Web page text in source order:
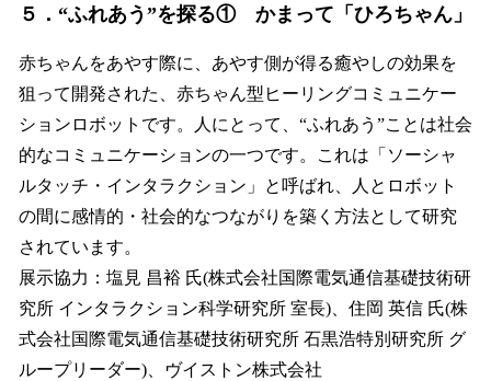
５．“ふれあう”を探る① かまって「ひろちゃん」
赤ちゃんをあやす際に、あやす側が得る癒やしの効果を
狙って開発された、赤ちゃん型ヒーリングコミュニケー
ションロボットです。人にとって、“ふれあう”ことは社会
的なコミュニケーションの一つです。これは「ソーシャ
ルタッチ・インタラクション」と呼ばれ、人とロボット
の間に感情的・社会的なつながりを築く方法として研究
されています。
展示協力：塩見 昌裕 氏(株式会社国際電気通信基礎技術研
究所 インタラクション科学研究所 室長)、住岡 英信 氏(株
式会社国際電気通信基礎技術研究所 石黒浩特別研究所 グ
ループリーダー)、ヴイストン株式会社